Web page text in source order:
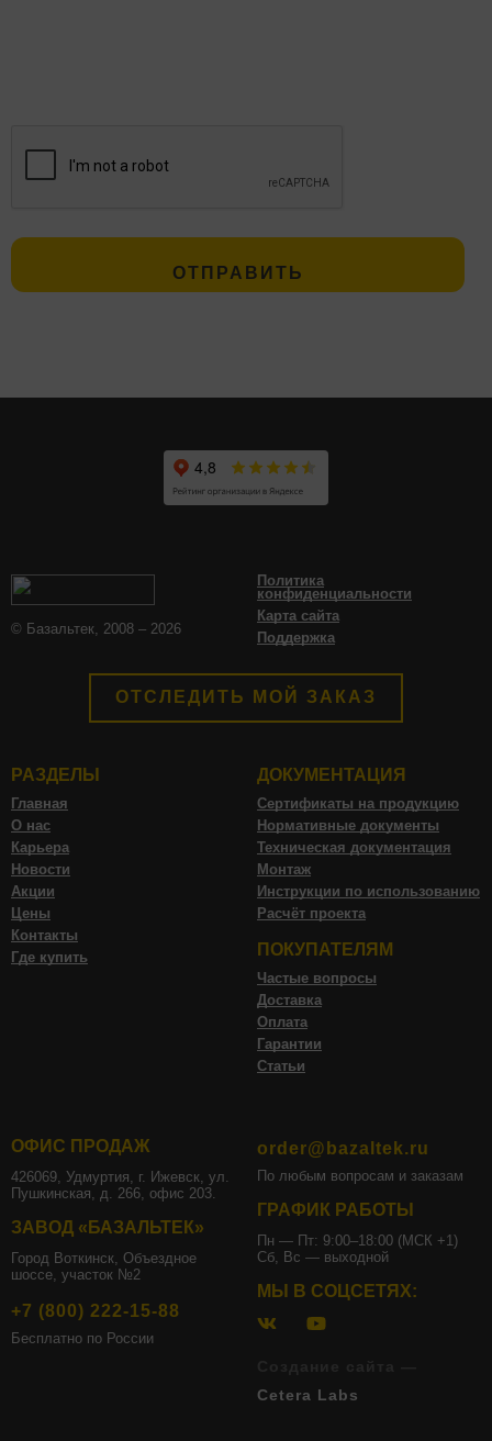
© Базальтек, 2008 – 2026
Политика
конфиденциальности
Карта сайта
Поддержка
ОТСЛЕДИТЬ МОЙ ЗАКАЗ
РАЗДЕЛЫ
Главная
О нас
Карьера
Новости
Акции
Цены
Контакты
Где купить
ДОКУМЕНТАЦИЯ
Сертификаты на продукцию
Нормативные документы
Техническая документация
Монтаж
Инструкции по использованию
Расчёт проекта
ПОКУПАТЕЛЯМ
Частые вопросы
Доставка
Оплата
Гарантии
Статьи
ОФИС ПРОДАЖ
426069, Удмуртия, г. Ижевск, ул.
Пушкинская, д. 266, офис 203.
ЗАВОД «БАЗАЛЬТЕК»
Город Воткинск, Объездное
шоссе, участок №2
+7 (800) 222-15-88
Бесплатно по России
order@bazaltek.ru
По любым вопросам и заказам
ГРАФИК РАБОТЫ
Пн — Пт: 9:00–18:00 (МСК +1)
Сб, Вс — выходной
МЫ В СОЦСЕТЯХ:
Cetera Labs